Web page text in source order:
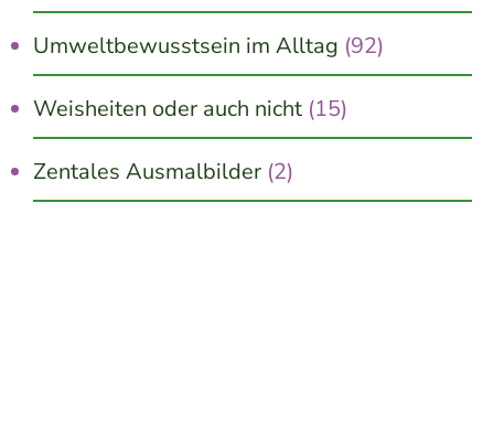
Umweltbewusstsein im Alltag (92)
Weisheiten oder auch nicht (15)
Zentales Ausmalbilder (2)